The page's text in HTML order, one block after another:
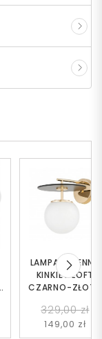
LAMPA ŚCIENNA
KINKIET LOFT
CZARNO-ZŁOTA
329,00 zł
149,00 zł